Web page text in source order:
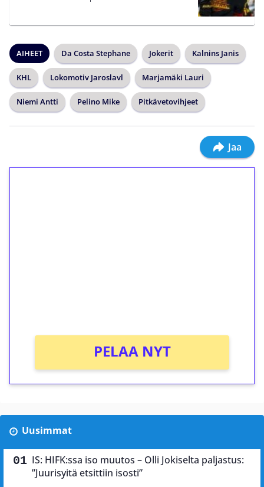
AIHEET Da Costa Stephane Jokerit Kalnins Janis
KHL Lokomotiv Jaroslavl Marjamäki Lauri
Niemi Antti Pelino Mike Pitkävetovihjeet
Jaa
PELAA NYT
Uusimmat
IS: HIFK:ssa iso muutos – Olli Jokiselta paljastus:
”Juurisyitä etsittiin isosti”